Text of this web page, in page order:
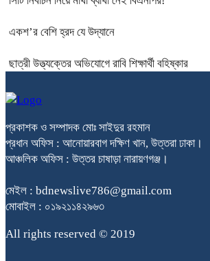
একশ’র বেশি হ্রদ যে উদ্যানে
ছাত্রী উত্ত্যক্তের অভিযোগে রাবি শিক্ষার্থী বহিষ্কার
প্রকাশক ও সম্পাদক মোঃ সাইদুর রহমান
প্রধান অফিস : আনোয়ারবাগ দক্ষিণ খান, উত্তরা ঢাকা।
আঞ্চলিক অফিস : উত্তর চাষাড়া নারায়ণগঞ্জ।
মেইল : bdnewslive786@gmail.com
মোবাইল : ০১৯২১১৪২৯৬৩
All rights reserved © 2019